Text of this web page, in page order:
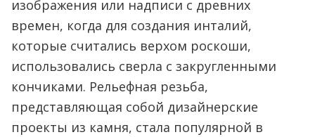
изображения или надписи с древних
времен, когда для создания инталий,
которые считались верхом роскоши,
использовались сверла с закругленными
кончиками. Рельефная резьба,
представляющая собой дизайнерские
проекты из камня, стала популярной в